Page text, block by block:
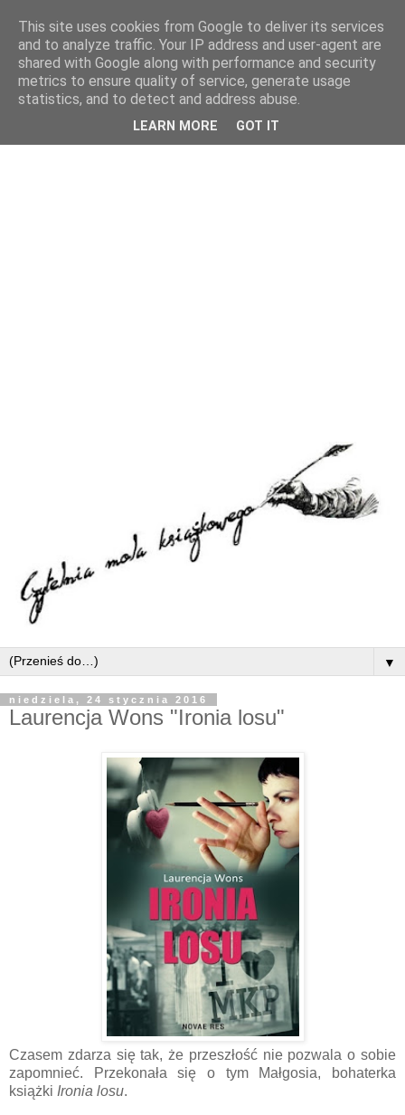
▼
niedziela, 24 stycznia 2016
Laurencja Wons "Ironia losu"
Czasem zdarza się tak, że przeszłość nie pozwala o sobie
zapomnieć. Przekonała się o tym Małgosia, bohaterka
książki Ironia losu.
This site uses cookies from Google to deliver its services
and to analyze traffic. Your IP address and user-agent are
shared with Google along with performance and security
metrics to ensure quality of service, generate usage
statistics, and to detect and address abuse.
LEARN MORE GOT IT